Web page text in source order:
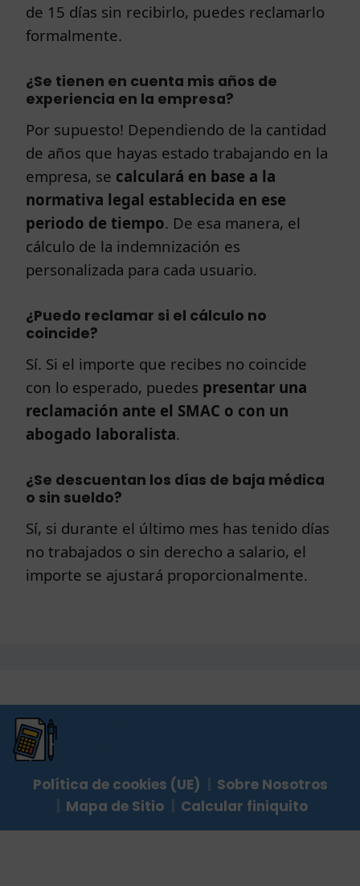
de 15 días sin recibirlo, puedes reclamarlo
formalmente.
¿Se tienen en cuenta mis años de
experiencia en la empresa?
Por supuesto! Dependiendo de la cantidad
de años que hayas estado trabajando en la
empresa, se calculará en base a la
normativa legal establecida en ese
periodo de tiempo. De esa manera, el
cálculo de la indemnización es
personalizada para cada usuario.
¿Puedo reclamar si el cálculo no
coincide?
Sí. Si el importe que recibes no coincide
con lo esperado, puedes presentar una
reclamación ante el SMAC o con un
abogado laboralista.
¿Se descuentan los días de baja médica
o sin sueldo?
Sí, si durante el último mes has tenido días
no trabajados o sin derecho a salario, el
importe se ajustará proporcionalmente.
Política de cookies (UE)
Sobre Nosotros
Mapa de Sitio
Calcular finiquito